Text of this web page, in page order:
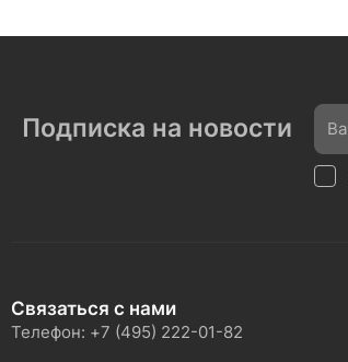
Подписка на новости
Связаться с нами
Телефон: +7 (495) 222-01-82